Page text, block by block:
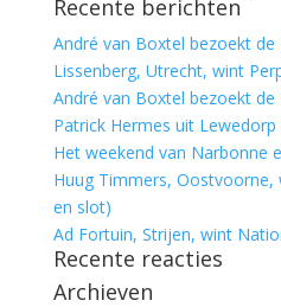
naar:
Recente berichten
André van Boxtel bezoekt de
Lissenberg, Utrecht, wint
André van Boxtel bezoekt de
Patrick Hermes uit
Het weekend van Narbonne
Huug Timmers,
en slot)
Ad Fortuin, Strijen, wint
Recente reacties
Archieven